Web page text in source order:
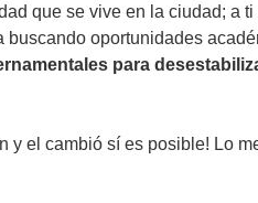
que se vive en la ciudad; a
oportunidades
para
el cambió sí es posible! Lo